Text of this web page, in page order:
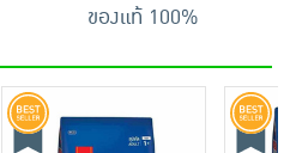
ของแท้ 100%